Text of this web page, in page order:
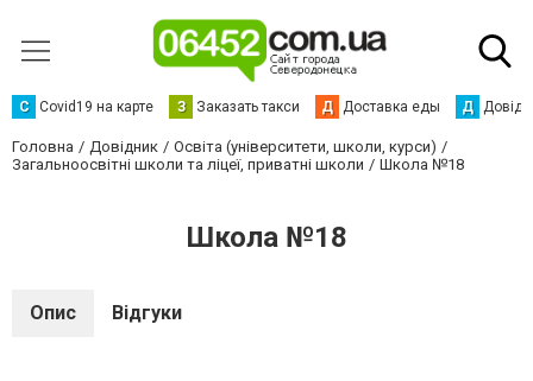
С Сovid19 на карте З Заказать такси Д Доставка еды Д
Головна Довідник
Освіта (університети, школи, курси)
Загальноосвітні школи та ліцеї, приватні школи
Школа №18
Школа №18
Опис Відгуки